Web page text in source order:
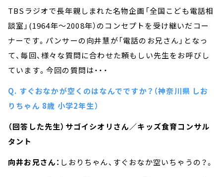
TBSラジオで長年親しまれた名物企画「全国こども電話相
談室」(1964年～2008年）のコンセプトを受け継いだコー
ナーです。パンサーの向井慧が「電話のお兄さん」となっ
て、毎回、様々な質問に合わせた頼もしい先生をお呼びし
ています。今回の質問は・・・
Q. すぐおなかが空くのはなんでですか？（神奈川県 しお
りちゃん 8歳 小学2年生）
（回答した先生）サゴイシオリさん／キッズ食育コンサル
タント
向井お兄さん： しおりちゃん、すぐおなか空いちゃうの？。